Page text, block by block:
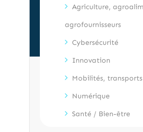
Agriculture,
agrofournisseurs
Cybersécurité
Innovation
Mobilités,
Numérique
Santé / Bien-être